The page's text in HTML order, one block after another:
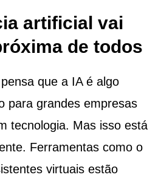
artificial vai
de todos
que a IA é algo
para grandes empresas
tecnologia. Mas isso está
Ferramentas como o
virtuais estão